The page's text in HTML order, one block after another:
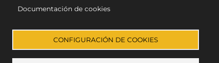
Accesibilidad
Documentación de cookies
CONFIGURACIÓN DE COOKIES